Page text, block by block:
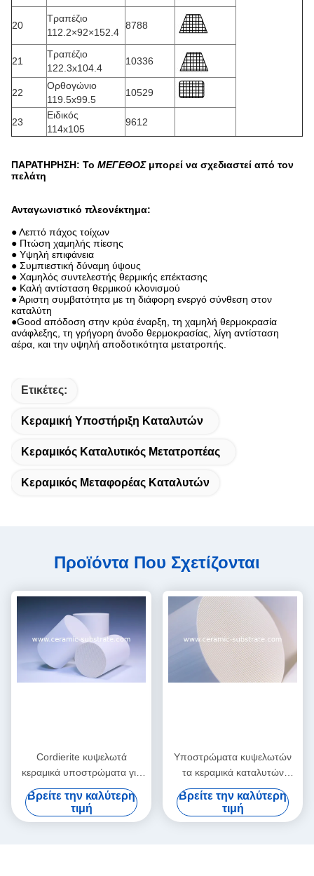
20
Τραπέζιο
112.2×92×152.4
8788
21
Τραπέζιο
122.3x104.4
10336
22
Ορθογώνιο
119.5x99.5
10529
23
Ειδικός
114x105
9612
ΠΑΡΑΤΗΡΗΣΗ: Το ΜΕΓΕΘΟΣμπορεί να σχεδιαστεί από τον
πελάτη
Ανταγωνιστικό πλεονέκτημα:
● Λεπτό πάχος τοίχων
● Πτώση χαμηλής πίεσης
● Υψηλή επιφάνεια
● Συμπιεστική δύναμη ύψους
● Χαμηλός συντελεστής θερμικής επέκτασης
● Καλή αντίσταση θερμικού κλονισμού
● Άριστη συμβατότητα με τη διάφορη ενεργό σύνθεση στον
καταλύτη
●Good απόδοση στην κρύα έναρξη, τη χαμηλή θερμοκρασία
ανάφλεξης, τη γρήγορη άνοδο θερμοκρασίας, λίγη αντίσταση
αέρα, και την υψηλή αποδοτικότητα μετατροπής.
Ετικέτες:
Κεραμική Υποστήριξη Καταλυτών
Κεραμικός Καταλυτικός Μετατροπέας
Κεραμικός Μεταφορέας Καταλυτών
Προϊόντα Που Σχετίζονται
Cordierite κυψελωτά
κεραμικά υποστρώματα για
τον εξαγνιστή αερίου
εξάτμισης
Βρείτε την καλύτερη
τιμή
Υποστρώματα κυψελωτών
τα κεραμικά καταλυτών
αλουμίνας λεπταίνουν και
συνήθεια
Βρείτε την καλύτερη
τιμή